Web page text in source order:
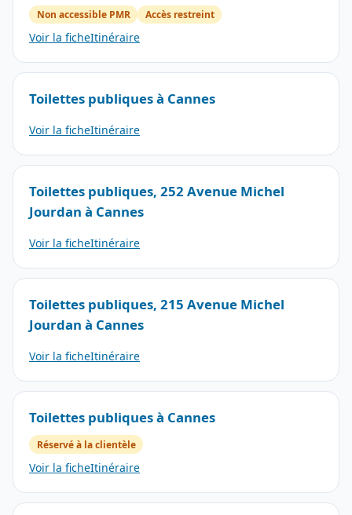
Non accessible PMR Accès restreint
Voir la ficheItinéraire
Toilettes publiques à Cannes
Voir la ficheItinéraire
Toilettes publiques, 252 Avenue Michel
Jourdan à Cannes
Voir la ficheItinéraire
Toilettes publiques, 215 Avenue Michel
Jourdan à Cannes
Voir la ficheItinéraire
Toilettes publiques à Cannes
Réservé à la clientèle
Voir la ficheItinéraire